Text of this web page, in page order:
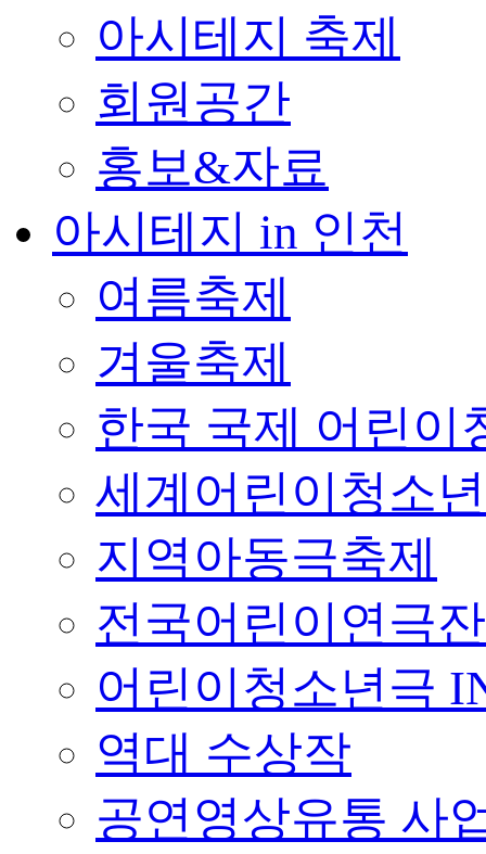
아시테지 축제
회원공간
홍보&자료
아시테지 in 인천
여름축제
겨울축제
한국 국제 어린이
세계어린이청소
지역아동극축제
전국어린이연극
어린이청소년극
역대 수상작
공연영상유통 사